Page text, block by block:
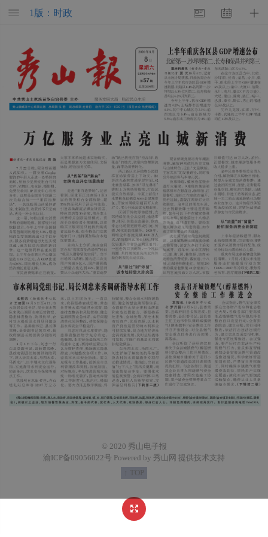
1版：时政
© 2020 秀山电子报
渝ICP备09056022号 Powered by 秀山网 提供技术支持
↑ TOP
https://demo.53bk.com/Content/weixinlogo.png
广州阅速软件科技有限公司开发的数字报发布软件，拥有独立自主知识产权，产品性能更好，用户轻松发布报纸电子版。
http://demo.53bk.com/m/content/2020-12/14